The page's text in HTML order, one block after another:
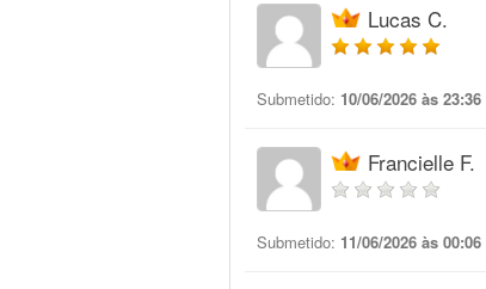
Lucas C.
Submetido: 10/06/2026 às 23:36
Francielle F.
Submetido: 11/06/2026 às 00:06